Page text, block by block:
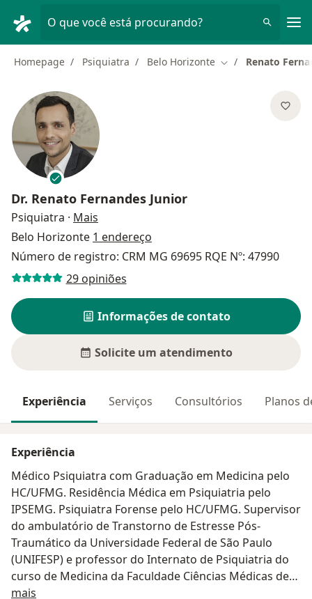
O que você está procurando?
Homepage Psiquiatra Belo Horizonte Mudar de cidade
Renato
Dr. Renato Fernandes Junior
Psiquiatra · Mais
Belo Horizonte 1 endereço
Número de registro: CRM MG 69695 RQE Nº: 47990
29 opiniões
Informações de contato
Solicite um atendimento
Experiência Serviços Consultórios Planos
Experiência
Médico Psiquiatra com Graduação em Medicina pelo
HC/UFMG. Residência Médica em Psiquiatria pelo
IPSEMG. Psiquiatra Forense pelo HC/UFMG. Supervisor
do ambulatório de Transtorno de Estresse Pós-
Traumático da Universidade Federal de São Paulo
(UNIFESP) e professor do Internato de Psiquiatria do
curso de Medicina da Faculdade Ciências Médicas de
Minas Gerais (FCMMG).
mais